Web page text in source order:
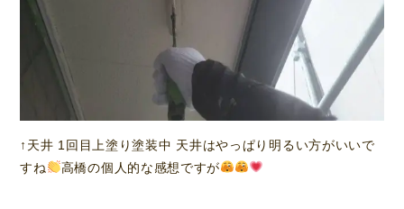
↑天井 1回目上塗り塗装中 天井はやっぱり明るい方がいいで
すね
高橋の個人的な感想ですが